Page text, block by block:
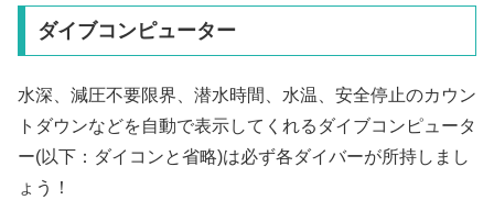
ダイブコンピューター
水深、減圧不要限界、潜水時間、水温、安全停止のカウン
トダウンなどを自動で表示してくれるダイブコンピュータ
ー(以下：ダイコンと省略)は必ず各ダイバーが所持しまし
ょう！